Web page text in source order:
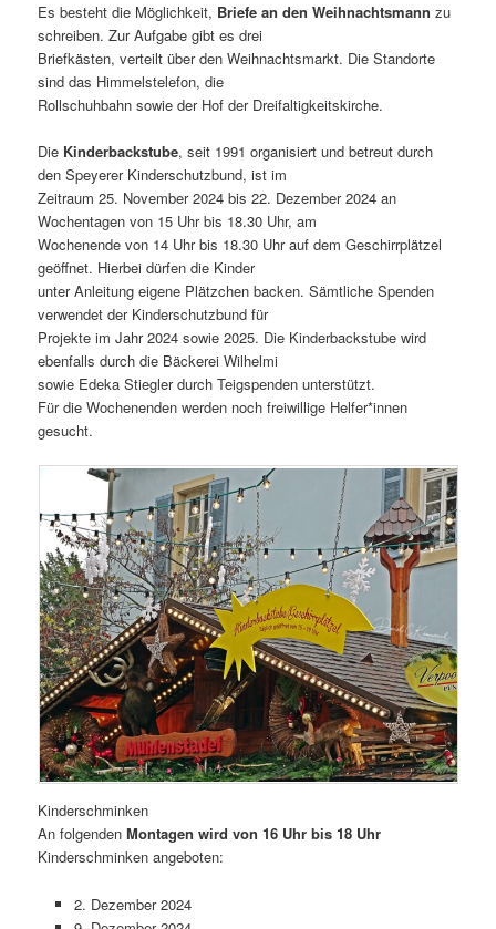
Es besteht die Möglichkeit, Briefe an den Weihnachtsmann zu
schreiben. Zur Aufgabe gibt es drei
Briefkästen, verteilt über den Weihnachtsmarkt. Die Standorte
sind das Himmelstelefon, die
Rollschuhbahn sowie der Hof der Dreifaltigkeitskirche.
Die Kinderbackstube, seit 1991 organisiert und betreut durch
den Speyerer Kinderschutzbund, ist im
Zeitraum 25. November 2024 bis 22. Dezember 2024 an
Wochentagen von 15 Uhr bis 18.30 Uhr, am
Wochenende von 14 Uhr bis 18.30 Uhr auf dem Geschirrplätzel
geöffnet. Hierbei dürfen die Kinder
unter Anleitung eigene Plätzchen backen. Sämtliche Spenden
verwendet der Kinderschutzbund für
Projekte im Jahr 2024 sowie 2025. Die Kinderbackstube wird
ebenfalls durch die Bäckerei Wilhelmi
sowie Edeka Stiegler durch Teigspenden unterstützt.
Für die Wochenenden werden noch freiwillige Helfer*innen
gesucht.
Kinderschminken
An folgendenMontagen wird von 16 Uhr bis 18 Uhr
Kinderschminken angeboten:
2. Dezember 2024